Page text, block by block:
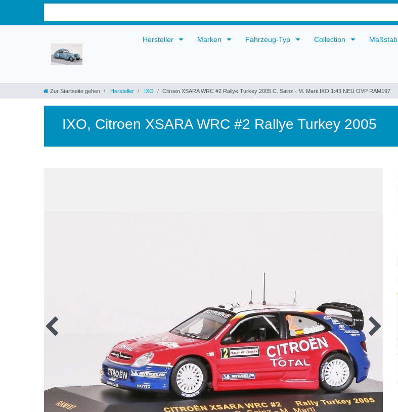
Hersteller Marken Fahrzeug-Typ Collection Maßstab
Zur Startseite gehen Hersteller IXO Citroen XSARA WRC #2 Rallye Turkey 2005 C. Sainz - M. Marti IXO 1:43 NEU OVP RAM197
IXO, Citroen XSARA WRC #2 Rallye Turkey 2005